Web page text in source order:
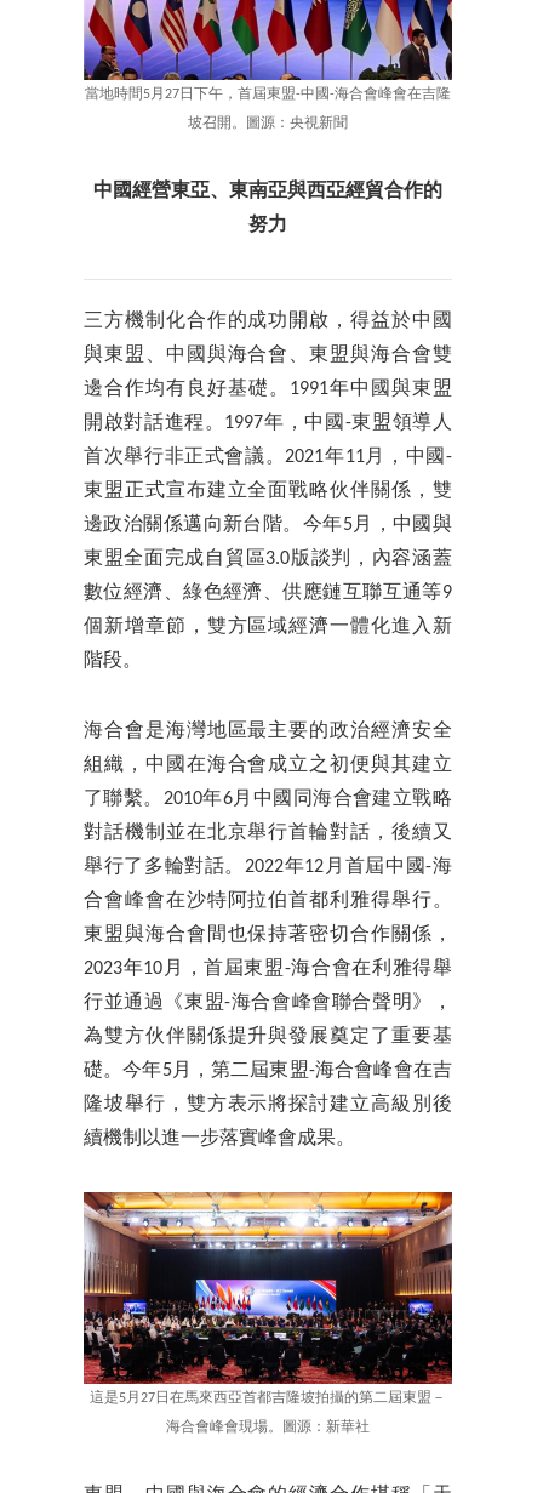
當地時間5月27日下午，首屆東盟-中國-海合會峰會在吉隆
坡召開。圖源：央視新聞
中國經營東亞、東南亞與西亞經貿合作的
努力
三方機制化合作的成功開啟，得益於中國
與東盟、中國與海合會、東盟與海合會雙
邊合作均有良好基礎。1991年中國與東盟
開啟對話進程。1997年，中國-東盟領導人
首次舉行非正式會議。2021年11月，中國-
東盟正式宣布建立全面戰略伙伴關係，雙
邊政治關係邁向新台階。今年5月，中國與
東盟全面完成自貿區3.0版談判，內容涵蓋
數位經濟、綠色經濟、供應鏈互聯互通等9
個新增章節，雙方區域經濟一體化進入新
階段。
海合會是海灣地區最主要的政治經濟安全
組織，中國在海合會成立之初便與其建立
了聯繫。2010年6月中國同海合會建立戰略
對話機制並在北京舉行首輪對話，後續又
舉行了多輪對話。2022年12月首屆中國-海
合會峰會在沙特阿拉伯首都利雅得舉行。
東盟與海合會間也保持著密切合作關係，
2023年10月，首屆東盟-海合會在利雅得舉
行並通過《東盟-海合會峰會聯合聲明》，
為雙方伙伴關係提升與發展奠定了重要基
礎。今年5月，第二屆東盟-海合會峰會在吉
隆坡舉行，雙方表示將探討建立高級別後
續機制以進一步落實峰會成果。
這是5月27日在馬來西亞首都吉隆坡拍攝的第二屆東盟－
海合會峰會現場。圖源：新華社